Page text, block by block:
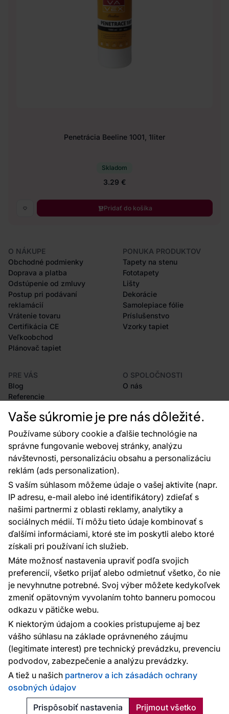
Vaše súkromie je pre nás dôležité.
Používame súbory cookie a ďalšie technológie na
správne fungovanie webovej stránky, analýzu
návštevnosti, personalizáciu obsahu a personalizáciu
reklám (ads personalization).
S vaším súhlasom môžeme údaje o vašej aktivite (napr.
IP adresu, e-mail alebo iné identifikátory) zdieľať s
našimi partnermi z oblasti reklamy, analytiky a
sociálnych médií. Tí môžu tieto údaje kombinovať s
ďalšími informáciami, ktoré ste im poskytli alebo ktoré
získali pri používaní ich služieb.
Máte možnosť nastavenia upraviť podľa svojich
preferencií, všetko prijať alebo odmietnuť všetko, čo nie
je nevyhnutne potrebné. Svoj výber môžete kedykoľvek
zmeniť opätovným vyvolaním tohto banneru pomocou
odkazu v pätičke webu.
K niektorým údajom a cookies pristupujeme aj bez
vášho súhlasu na základe oprávneného záujmu
(legitimate interest) pre technický prevádzku, prevenciu
podvodov, zabezpečenie a analýzu prevádzky.
A tiež u našich partnerov a ich zásadách ochrany
osobných údajov
Prispôsobiť nastavenia
Prijmout všetko
Penetrácia Beeline 1001, 1liter
Skladom
3.29 €
Pridať do košíka
O NÁKUPE
Obchodné podmienky
Doprava a platba
Odstúpenie od zmluvy
Postup pri podávaní
reklamácií
Vrátenie tovaru
Certifikácia CE
Veľkoobchod
Plánovač tapiet
PONUKA PRODUKTOV
Tapety na stenu
Fototapety
Lišty
Dekorácie
Samolepiace fólie
Príslušenstvo
Vzorky tapiet
PRE VÁS
Blog
Referencie
Rady a tipy
Najčastejšie otázky
O SPOLOČNOSTI
O nás
Kontakty
Sme tu pre vás 24 hodín denne, 7 dní v
týždni
+420 777 004 021
info@vavex.cz
Vavex 1990 s.r.o., IČ: 26776251, DIČ: CZ26776251
Dělostřelecká 330, Příbram 261 01
Ďalšie kontakty
Platobné metódy:
Platby zaisťuje:
© 2010 - 2026Vavex
Reklalink s.r.o.
Ochrana osobných údajovCookies